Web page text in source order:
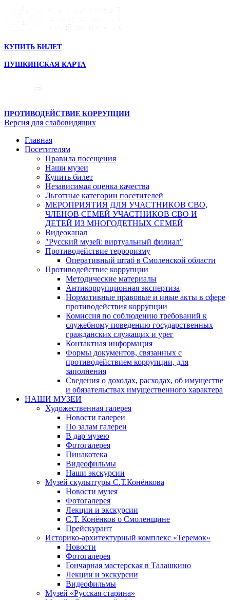
КУПИТЬ БИЛЕТ
ПУШКИНСКАЯ КАРТА
ПРОТИВОДЕЙСТВИЕ КОРРУПЦИИ
Версия для слабовидящих
Главная
Посетителям
Правила посещения
Наши музеи
Купить билет
Независимая оценка качества
Льготные категории посетителей
МЕРОПРИЯТИЯ ДЛЯ УЧАСТНИКОВ СВО,
ЧЛЕНОВ СЕМЕЙ УЧАСТНИКОВ СВО И
ДЕТЕЙ ИЗ МНОГОДЕТНЫХ СЕМЕЙ
Видеоканал
"Русский музей: виртуальный филиал"
Противодействие терроризму
Оперативный штаб в Смоленской области
Противодействие коррупции
Методические материалы
Антикоррупционная экспертиза
Нормативные правовые и иные акты в сфере
противодействия коррупции
Комиссия по соблюдению требований к
служебному поведению государственных
гражданских служащих и урег
Контактная информация
Формы документов, связанных с
противодействием коррупции, для
заполнения
Сведения о доходах, расходах, об имуществе
и обязательствах имущественного характера
НАШИ МУЗЕИ
Художественная галерея
Новости галереи
По залам галереи
В дар музею
Фотогалерея
Пинакотека
Видеофильмы
Наши экскурсии
Музей скульптуры С.Т.Конёнкова
Новости музея
Фотогалерея
Лекции и экскурсии
С.Т. Конёнков о Смоленщине
Прейскурант
Историко-архитектурный комплекс «Теремок»
Новости
Фотогалерея
Гончарная мастерская в Талашкино
Лекции и экскурсии
Видеофильмы
Музей «Русская старина»